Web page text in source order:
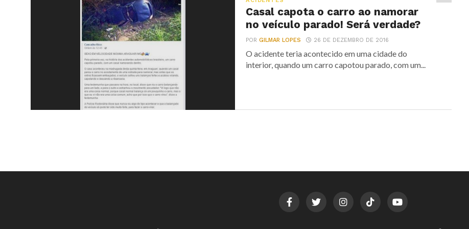
Casal capota o carro ao namorar
no veículo parado! Será verdade?
PORGILMAR LOPES 26 DE DEZEMBRO DE 2016
O acidente teria acontecido em uma cidade do
interior, quando um carro capotou parado, com um...